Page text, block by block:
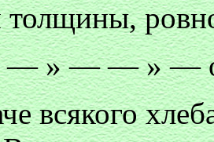
— » — — » —
всякого